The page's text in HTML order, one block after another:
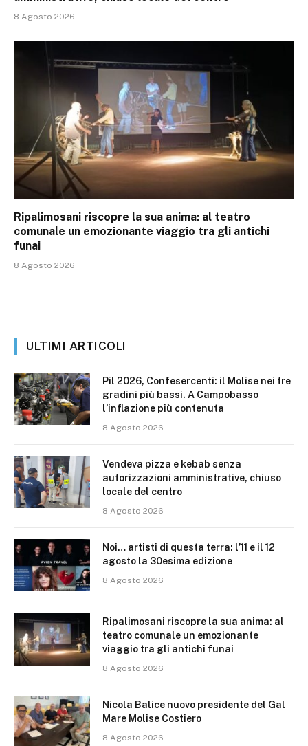
8 Agosto 2026
Ripalimosani riscopre la sua anima: al teatro
comunale un emozionante viaggio tra gli antichi
funai
8 Agosto 2026
ULTIMI ARTICOLI
Pil 2026, Confesercenti: il Molise nei tre
gradini più bassi. A Campobasso
l’inflazione più contenuta
8 Agosto 2026
Vendeva pizza e kebab senza
autorizzazioni amministrative, chiuso
locale del centro
8 Agosto 2026
Noi… artisti di questa terra: l’11 e il 12
agosto la 30esima edizione
8 Agosto 2026
Ripalimosani riscopre la sua anima: al
teatro comunale un emozionante
viaggio tra gli antichi funai
8 Agosto 2026
Nicola Balice nuovo presidente del Gal
Mare Molise Costiero
8 Agosto 2026